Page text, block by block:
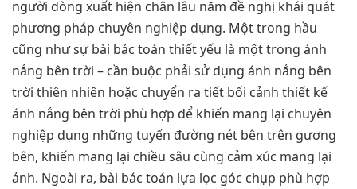
người dòng xuất hiện chân lâu năm đề nghị khái quát
phương pháp chuyên nghiệp dụng. Một trong hầu
cũng như sự bài bác toán thiết yếu là một trong ánh
nắng bên trời – cần buộc phải sử dụng ánh nắng bên
trời thiên nhiên hoặc chuyển ra tiết bối cảnh thiết kế
ánh nắng bên trời phù hợp để khiến mang lại chuyên
nghiệp dụng những tuyến đường nét bên trên gương
bên, khiến mang lại chiều sâu cùng cảm xúc mang lại
ảnh. Ngoài ra, bài bác toán lựa lọc góc chụp phù hợp